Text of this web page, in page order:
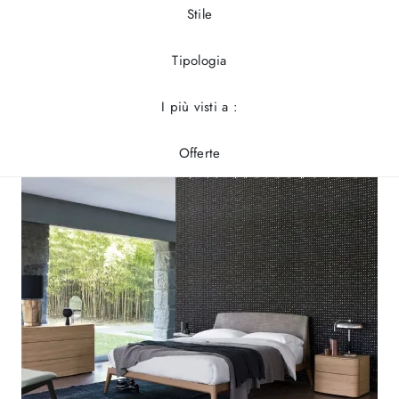
Stile
Tipologia
I più visti a :
Offerte